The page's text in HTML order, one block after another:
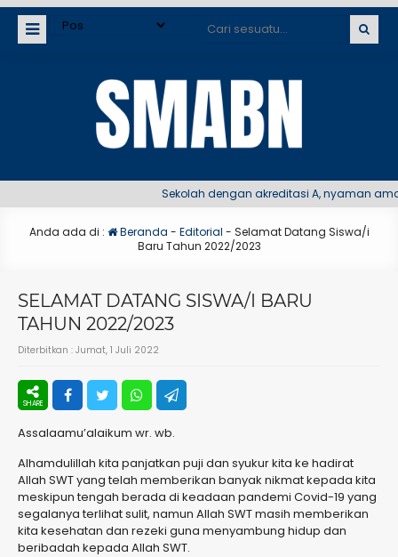
Sekolah dengan akreditasi A, nyaman
Anda ada di : Beranda - Editorial - Selamat Datang Siswa/i
Baru Tahun 2022/2023
SELAMAT DATANG SISWA/I BARU
TAHUN 2022/2023
Diterbitkan : Jumat, 1 Juli 2022
Assalaamu’alaikum wr. wb.
Alhamdulillah kita panjatkan puji dan syukur kita ke hadirat
Allah SWT yang telah memberikan banyak nikmat kepada kita
meskipun tengah berada di keadaan pandemi Covid-19 yang
segalanya terlihat sulit, namun Allah SWT masih memberikan
kita kesehatan dan rezeki guna menyambung hidup dan
beribadah kepada Allah SWT.